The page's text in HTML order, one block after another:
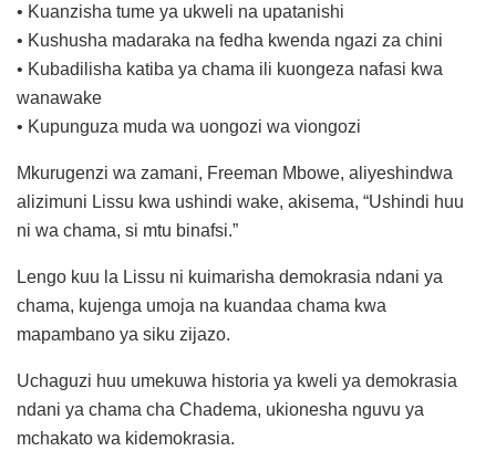
• Kuanzisha tume ya ukweli na upatanishi
• Kushusha madaraka na fedha kwenda ngazi za chini
• Kubadilisha katiba ya chama ili kuongeza nafasi kwa
wanawake
• Kupunguza muda wa uongozi wa viongozi
Mkurugenzi wa zamani, Freeman Mbowe, aliyeshindwa
alizimuni Lissu kwa ushindi wake, akisema, “Ushindi huu
ni wa chama, si mtu binafsi.”
Lengo kuu la Lissu ni kuimarisha demokrasia ndani ya
chama, kujenga umoja na kuandaa chama kwa
mapambano ya siku zijazo.
Uchaguzi huu umekuwa historia ya kweli ya demokrasia
ndani ya chama cha Chadema, ukionesha nguvu ya
mchakato wa kidemokrasia.